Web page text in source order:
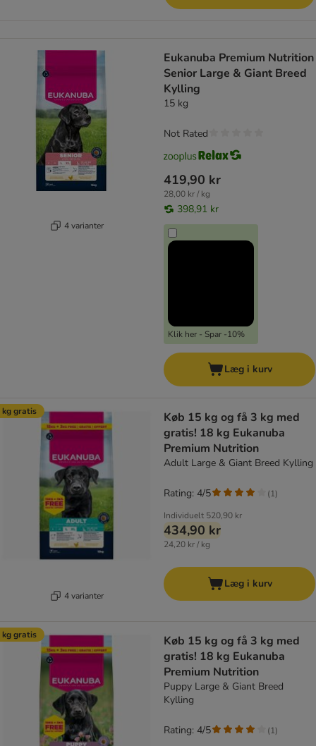
4 varianter
Eukanuba Premium Nutrition
Senior Large & Giant Breed
Kylling
15 kg
419,90 kr
28,00 kr / kg
398,91 kr
Klik her - Spar -10%
Not Rated
Læg i kurv
kg gratis
4 varianter
Køb 15 kg og få 3 kg med
gratis! 18 kg Eukanuba
Premium Nutrition
Adult Large & Giant Breed Kylling
Individuelt 520,90 kr
434,90 kr
24,20 kr / kg
Rating: 4/5 (1)
Læg i kurv
kg gratis
Køb 15 kg og få 3 kg med
gratis! 18 kg Eukanuba
Premium Nutrition
Puppy Large & Giant Breed
Kylling
Rating: 4/5 (1)